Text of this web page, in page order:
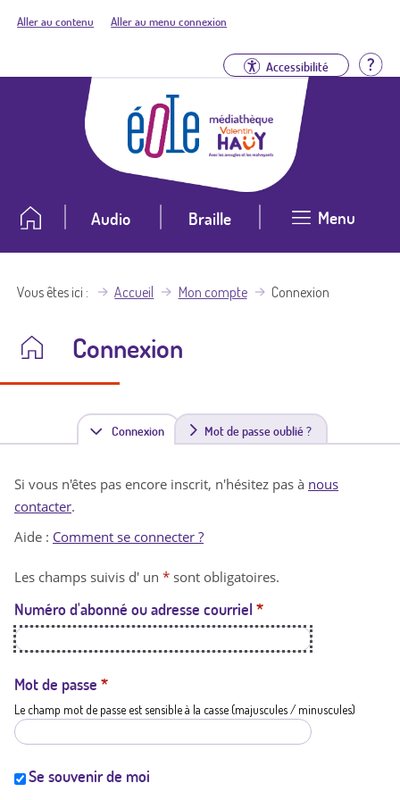
Aller au contenu Aller au menu connexion
Accessibilité
Audio Braille Menu
Vous êtes ici Accueil Mon compte Connexion
Connexion
Connexion(
n
t
a
t
i
Mot de passe oublié ?
Si vous n'êtes pas encore inscrit, n'hésitez pas à nous
contacter.
Aide : Comment se connecter ?
Les champs suivis d' un * sont obligatoires.
Numéro d'abonné ou adresse courriel *
Mot de passe *
Le champ mot de passe est sensible à la casse (majuscules / minuscules)
Se souvenir de moi